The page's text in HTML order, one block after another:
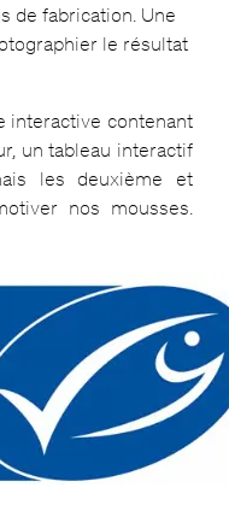
de fabrication. Une
le résultat
interactive contenant
un tableau interactif
les deuxième et
nos mousses.